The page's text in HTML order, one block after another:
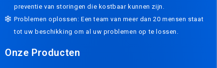
preventie van storingen die kostbaar kunnen zijn.
Problemen oplossen: Een team van meer dan 20 mensen staat
tot uw beschikking om al uw problemen op te lossen.
Onze Producten